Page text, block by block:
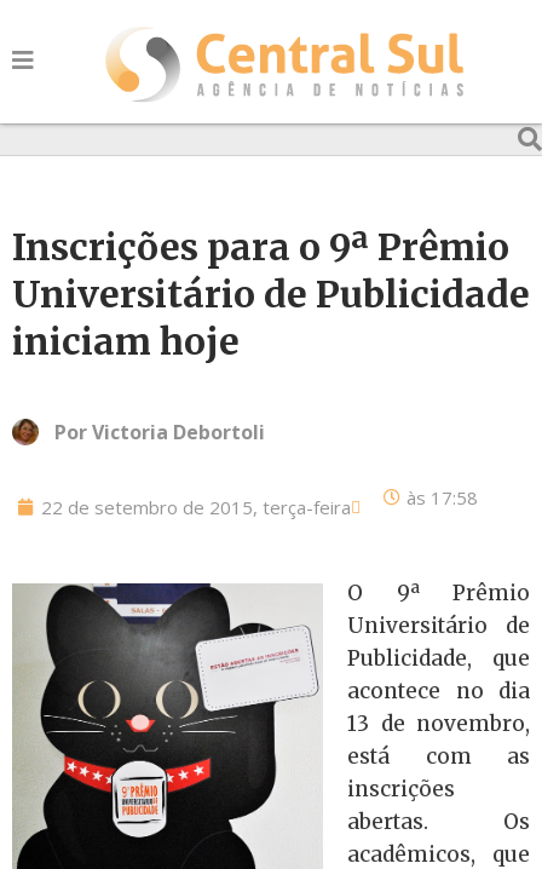
Inscrições para o 9ª Prêmio
Universitário de Publicidade
iniciam hoje
PorVictoria Debortoli
22 de setembro de 2015, terça-feira às 17:58
O 9ª Prêmio
Universitário de
Publicidade, que
acontece no dia
13 de novembro,
está com as
inscrições
abertas. Os
acadêmicos, que